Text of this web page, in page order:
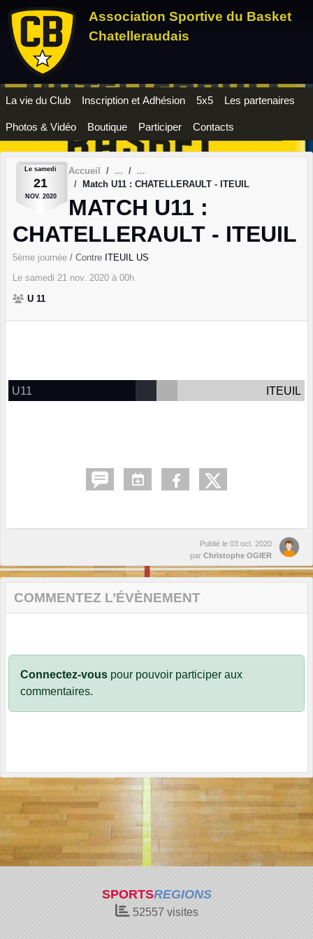
Association Sportive du Basket
Chatelleraudais
La vie du Club Inscription et Adhésion 5x5 Les partenaires
Photos & Vidéo Boutique Participer Contacts
Le samedi
21
NOV. 2020
Accueil
Match U11 : CHATELLERAULT - ITEUIL
MATCH U11 :
CHATELLERAULT - ITEUIL
5ème journée / Contre ITEUIL US
Le samedi 21 nov. 2020 à 00h
U 11
U11 ITEUIL
Publié le 03 oct. 2020
par Christophe OGIER
COMMENTEZ L’ÉVÈNEMENT
Connectez-vous pour pouvoir participer aux
commentaires.
SPORTSREGIONS
52557 visites
Panneau de gestion des cookies